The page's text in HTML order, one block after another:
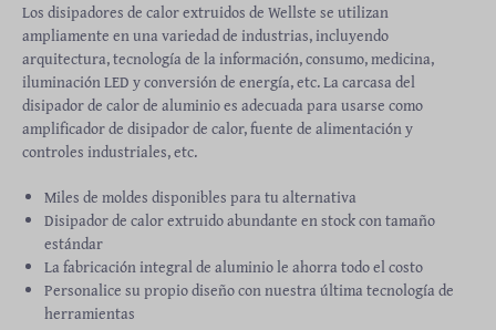
Los disipadores de calor extruidos de Wellste se utilizan
ampliamente en una variedad de industrias, incluyendo
arquitectura, tecnología de la información, consumo, medicina,
iluminación LED y conversión de energía, etc. La carcasa del
disipador de calor de aluminio es adecuada para usarse como
amplificador de disipador de calor, fuente de alimentación y
controles industriales, etc.
Miles de moldes disponibles para tu alternativa
Disipador de calor extruido abundante en stock con tamaño
estándar
La fabricación integral de aluminio le ahorra todo el costo
Personalice su propio diseño con nuestra última tecnología de
herramientas